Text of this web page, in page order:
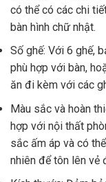
có thể có các chi
bàn hình chữ nhật.
Số ghế: Với 6 ghế,
phù hợp với bàn,
ăn đi kèm với các
Màu sắc và hoàn
hợp với nội thất
sắc ấm áp và có
nhiên để tôn lên vẻ